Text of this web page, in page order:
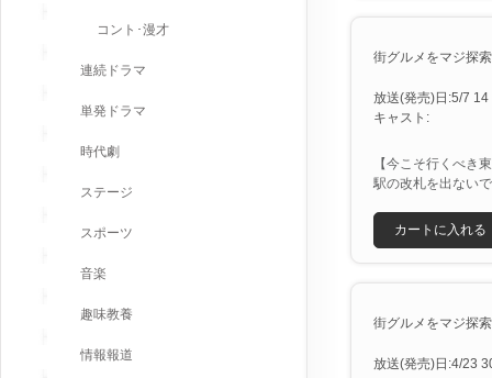
街グルメをマジ探
放送(発売)日:5/7
キャスト:
【今こそ行くべき
駅の改札を出ない
カートに入れる
街グルメをマジ探
放送(発売)日:4/23
コント･漫才
連続ドラマ
単発ドラマ
時代劇
ステージ
スポーツ
音楽
趣味教養
情報報道